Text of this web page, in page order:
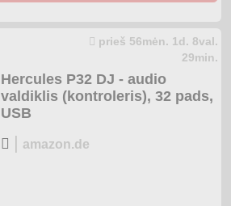
prieš 56mėn. 1d. 8val.
29min.
Hercules P32 DJ - audio
valdiklis (kontroleris), 32 pads,
USB
amazon.de